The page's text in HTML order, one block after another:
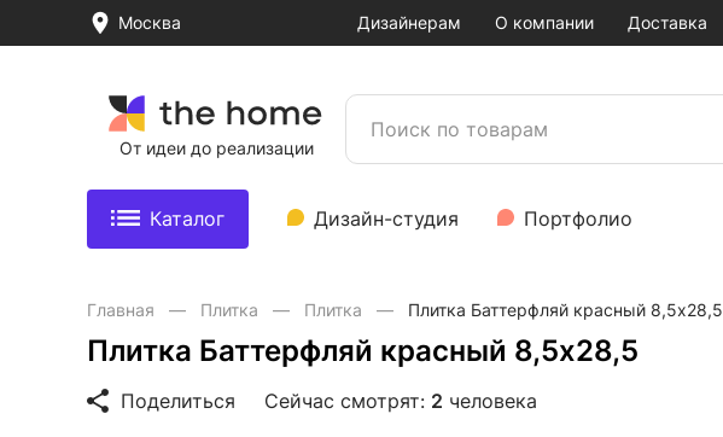
Москва Дизайнерам О компании Доставка
От идеи до реализации
Каталог Дизайн-студия Портфолио
Главная Плитка Плитка Плитка Баттерфляй красный 8,5х28,5
Плитка Баттерфляй красный 8,5х28,5
Поделиться Сейчас смотрят: 2 человека